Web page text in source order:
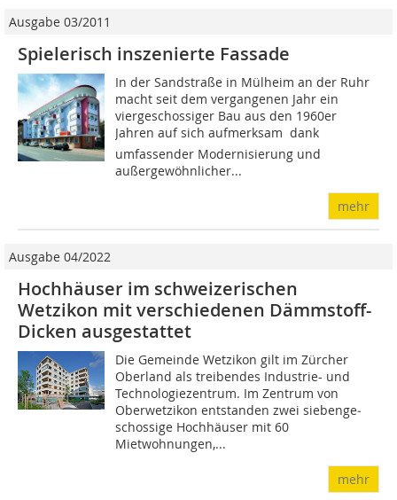
Ausgabe 03/2011
Spielerisch inszenierte Fassade
In der Sandstraße in Mülheim an der Ruhr
macht seit dem vergangenen Jahr ein
viergeschossiger Bau aus den 1960er
Jahren auf sich aufmerksam  dank
umfassender Modernisierung und
außergewöhnlicher...
mehr
Ausgabe 04/2022
Hochhäuser im schweizerischen
Wetzikon mit verschiedenen Dämmstoff-
Dicken ausgestattet
Die Gemeinde Wetzikon gilt im Zürcher
Oberland als treibendes Industrie- und
Technologiezentrum. Im Zentrum von
Oberwetzikon entstanden zwei siebenge­
schossige Hochhäuser mit 60
Mietwohnungen,...
mehr